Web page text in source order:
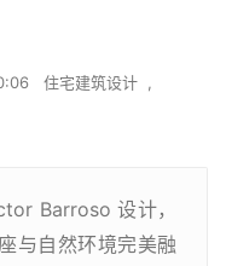
住宅建筑设计 ,
Barroso 设计，
与自然环境完美融